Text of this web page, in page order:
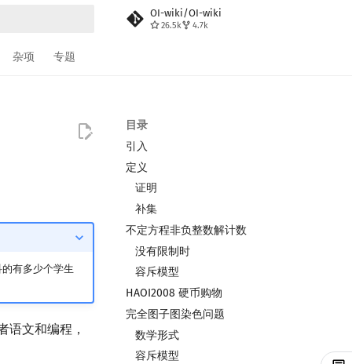
OI-wiki/OI-wiki
26.5k 4.7k
杂项 专题
目录
引入
定义
证明
补集
不定方程非负整数解计数
没有限制时
容斥模型
HAOI2008 硬币购物
完全图子图染色问题
数学形式
容斥模型
有多少个学生
语文和编程，